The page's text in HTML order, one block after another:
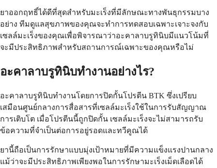
ยาออกฤทธิ์ได้ดีที่สุดสำหรับมะเร็งที่มีลักษณะทางพันธุกรรมบาง
อย่าง ทีมดูแลสุขภาพของคุณจะทำการทดสอบเฉพาะเจาะจงกับ
เซลล์มะเร็งของคุณเพื่อพิจารณาว่าอะคาลาบรูทินิบมีแนวโน้มที่
จะมีประสิทธิภาพสำหรับสถานการณ์เฉพาะของคุณหรือไม่
อะคาลาบรูทินิบทำงานอย่างไร?
อะคาลาบรูทินิบทำงานโดยการปิดกั้นโปรตีน BTK ซึ่งเปรียบ
เสมือนศูนย์กลางการสื่อสารที่เซลล์มะเร็งใช้ในการรับสัญญาณ
การเติบโต เมื่อโปรตีนนี้ถูกปิดกั้น เซลล์มะเร็งจะไม่สามารถรับ
ข้อความที่จำเป็นต่อการอยู่รอดและทวีคูณได้
ยานี้ถือเป็นการรักษาแบบมุ่งเป้าหมายที่มีความแข็งแรงปานกลาง
แม้ว่าจะมีประสิทธิภาพเพียงพอในการรักษามะเร็งเม็ดเลือดได้